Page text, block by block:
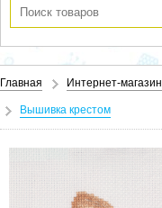
Главная Интернет-магазин
Вышивка крестом